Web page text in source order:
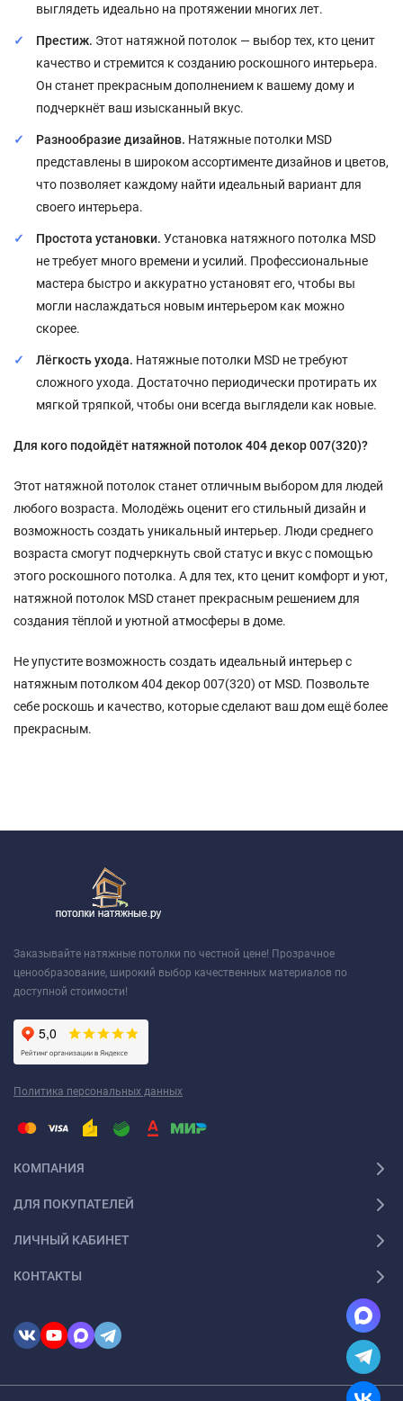
выглядеть идеально на протяжении многих лет.
Престиж. Этот натяжной потолок — выбор тех, кто ценит
качество и стремится к созданию роскошного интерьера.
Он станет прекрасным дополнением к вашему дому и
подчеркнёт ваш изысканный вкус.
Разнообразие дизайнов. Натяжные потолки MSD
представлены в широком ассортименте дизайнов и цветов,
что позволяет каждому найти идеальный вариант для
своего интерьера.
Простота установки. Установка натяжного потолка MSD
не требует много времени и усилий. Профессиональные
мастера быстро и аккуратно установят его, чтобы вы
могли наслаждаться новым интерьером как можно
скорее.
Лёгкость ухода. Натяжные потолки MSD не требуют
сложного ухода. Достаточно периодически протирать их
мягкой тряпкой, чтобы они всегда выглядели как новые.
Для кого подойдёт натяжной потолок 404 декор 007(320)?
Этот натяжной потолок станет отличным выбором для людей
любого возраста. Молодёжь оценит его стильный дизайн и
возможность создать уникальный интерьер. Люди среднего
возраста смогут подчеркнуть свой статус и вкус с помощью
этого роскошного потолка. А для тех, кто ценит комфорт и уют,
натяжной потолок MSD станет прекрасным решением для
создания тёплой и уютной атмосферы в доме.
Не упустите возможность создать идеальный интерьер с
натяжным потолком 404 декор 007(320) от MSD. Позвольте
себе роскошь и качество, которые сделают ваш дом ещё более
прекрасным.
Заказывайте натяжные потолки по честной цене! Прозрачное
ценообразование, широкий выбор качественных материалов по
доступной стоимости!
Политика персональных данных
КОМПАНИЯ
ДЛЯ ПОКУПАТЕЛЕЙ
ЛИЧНЫЙ КАБИНЕТ
КОНТАКТЫ